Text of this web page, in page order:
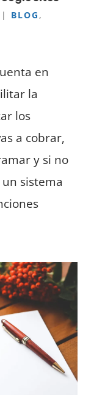
| BLOG ,
en
la
los
a cobrar,
y si no
sistema